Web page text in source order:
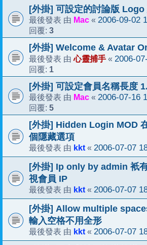
[外掛] 可設定的討論版 Logo
最後發表 由 Mac « 2006-09-02
回覆: 3
[外掛] Welcome & Avatar
最後發表 由心靈捕手 « 2006-
回覆: 1
[外掛] 可設定會員名稱長度
最後發表 由 Mac « 2006-07-16
回覆: 5
[外掛] Hidden Login MOD
個隱藏選項
最後發表 由 kkt « 2006-07-07
[外掛] Ip only by admin 衹
視會員 IP
最後發表 由 kkt « 2006-07-07
[外掛] Allow multiple
輸入空格不用全形
最後發表 由 kkt « 2006-07-07